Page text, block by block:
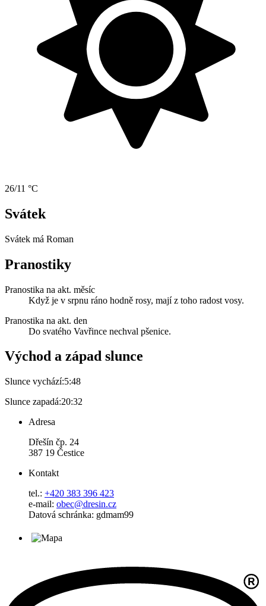
26/11 °C
Svátek
Svátek má Roman
Pranostiky
Pranostika na akt. měsíc
Když je v srpnu ráno hodně rosy, mají z toho radost vosy.
Pranostika na akt. den
Do svatého Vavřince nechval pšenice.
Východ a západ slunce
Slunce vychází:5:48
Slunce zapadá:20:32
Adresa
Dřešín čp. 24
387 19 Čestice
Kontakt
tel.: +420 383 396 423
e-mail: obec@dresin.cz
Datová schránka: gdmam99